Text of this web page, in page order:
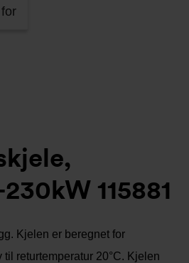
115881
Kjelen er beregnet for
returtemperatur 20°C. Kjelen